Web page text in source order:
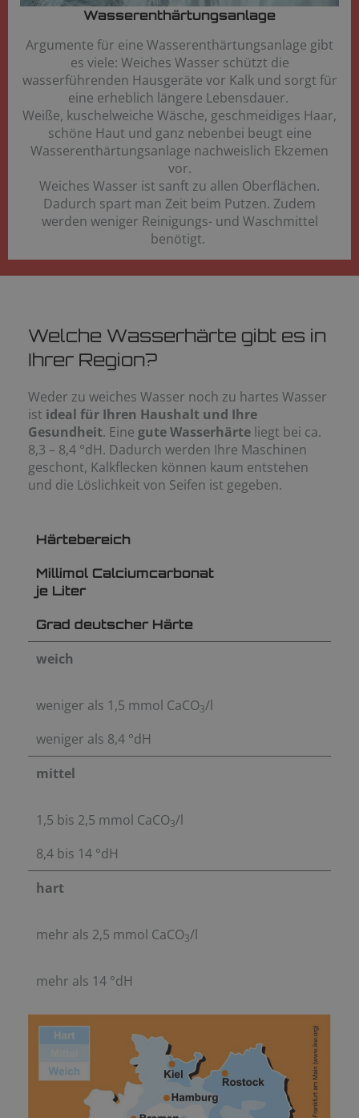
Wasserenthärtungsanlage
Argumente für eine Wasserenthärtungsanlage gibt
es viele: Weiches Wasser schützt die
wasserführenden Hausgeräte vor Kalk und sorgt für
eine erheblich längere Lebensdauer.
Weiße, kuschelweiche Wäsche, geschmeidiges Haar,
schöne Haut und ganz nebenbei beugt eine
Wasserenthärtungsanlage nachweislich Ekzemen
vor.
Weiches Wasser ist sanft zu allen Oberflächen.
Dadurch spart man Zeit beim Putzen. Zudem
werden weniger Reinigungs- und Waschmittel
benötigt.
Welche Wasserhärte gibt es in
Ihrer Region?
Weder zu weiches Wasser noch zu hartes Wasser
ist ideal für Ihren Haushalt und Ihre
Gesundheit. Eine gute Wasserhärte liegt bei ca.
8,3 – 8,4 °dH. Dadurch werden Ihre Maschinen
geschont, Kalkflecken können kaum entstehen
und die Löslichkeit von Seifen ist gegeben.
Härtebereich
Millimol Calciumcarbonat
je Liter
Grad deutscher Härte
weich
weniger als 1,5 mmol CaCO3/l
weniger als 8,4 °dH
mittel
1,5 bis 2,5 mmol CaCO3/l
8,4 bis 14 °dH
hart
mehr als 2,5 mmol CaCO3/l
mehr als 14 °dH